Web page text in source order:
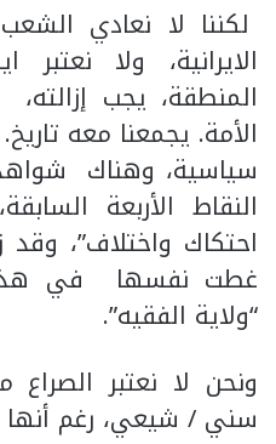
لكننا لا نعادي
الايرانية، ولا
المنطقة، يجب
الأمة. يجمعنا معه
سياسية، وهناك
النقاط الأربعة
احتكاك واختلاف”، وقد
غطت نفسها في هذه
“ولاية الفقيه”.
ونحن لا نعتبر
سني / شيعي، رغم أنها